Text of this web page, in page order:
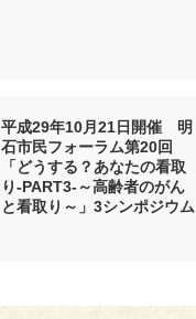
平成29年10月21日開催 明
石市民フォーラム第20回
「どうする？あなたの看取
り-PART3-～高齢者のがん
と看取り～」3シンポジウム